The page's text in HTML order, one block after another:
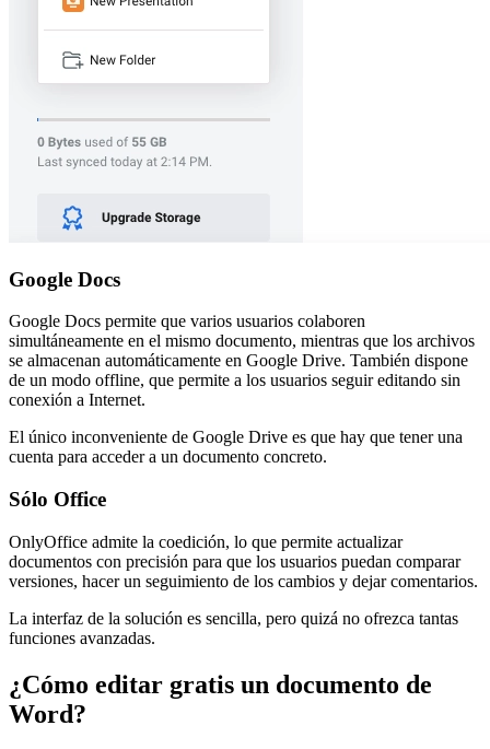
Google Docs
Google Docs permite que varios usuarios colaboren
simultáneamente en el mismo documento, mientras que los archivos
se almacenan automáticamente en Google Drive. También dispone
de un modo offline, que permite a los usuarios seguir editando sin
conexión a Internet.
El único inconveniente de Google Drive es que hay que tener una
cuenta para acceder a un documento concreto.
Sólo Office
OnlyOffice admite la coedición, lo que permite actualizar
documentos con precisión para que los usuarios puedan comparar
versiones, hacer un seguimiento de los cambios y dejar comentarios.
La interfaz de la solución es sencilla, pero quizá no ofrezca tantas
funciones avanzadas.
¿Cómo editar gratis un documento de
Word?